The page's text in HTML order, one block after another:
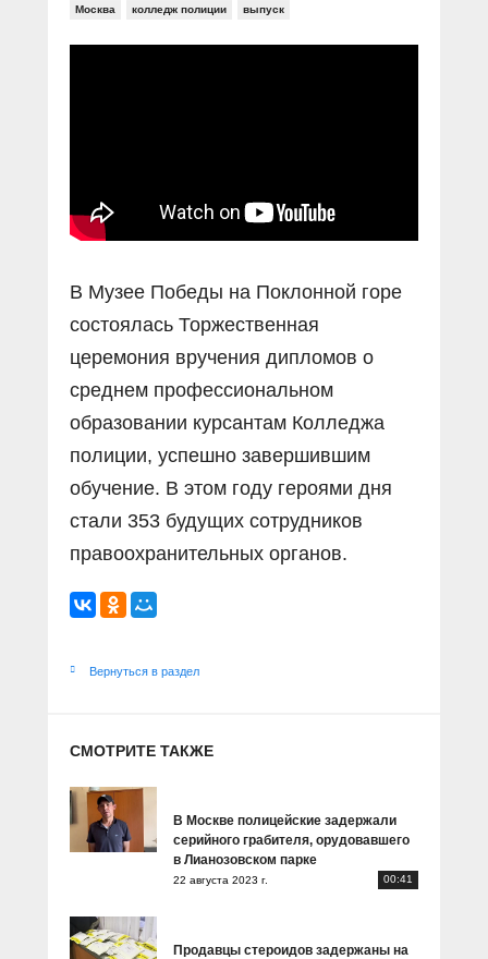
Социальные ролики
Документальные фильмы
Прямой разговор
Москва колледж полиции выпуск
В Музее Победы на Поклонной горе
состоялась Торжественная
церемония вручения дипломов о
среднем профессиональном
образовании курсантам Колледжа
полиции, успешно завершившим
обучение. В этом году героями дня
стали 353 будущих сотрудников
правоохранительных органов.
Вернуться в раздел
СМОТРИТЕ ТАКЖЕ
В Москве полицейские задержали
серийного грабителя, орудовавшего
в Лианозовском парке
22 августа 2023 г. 00:41
Продавцы стероидов задержаны на